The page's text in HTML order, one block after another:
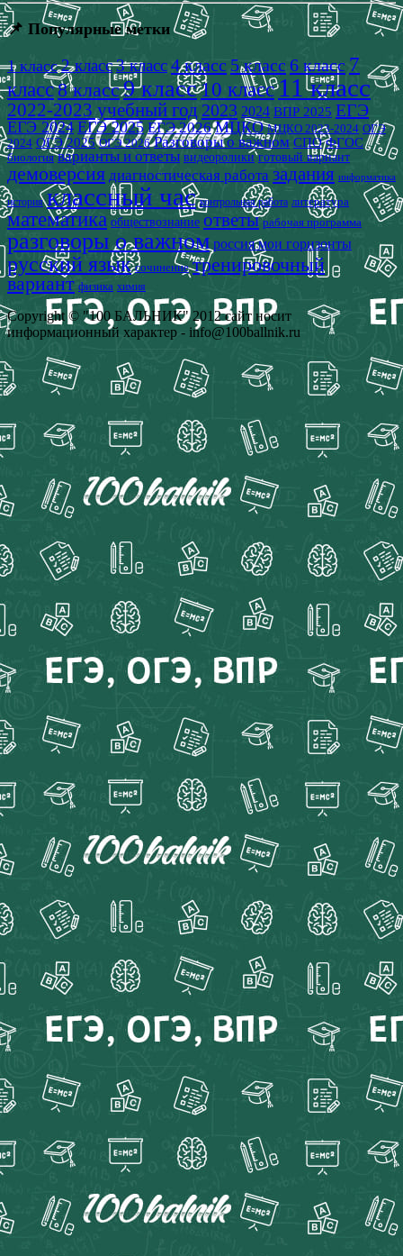
📌 Популярные метки
1 класс 2 класс3 класс4 класс 5 класс 6 класс 7
класс8 класс9 класс10 класс11 класс
2022-2023 учебный год 2023 2024 ВПР 2025 ЕГЭ
ЕГЭ 2024 ЕГЭ 2025 ЕГЭ 2026 МЦКО МЦКО 2023-2024 ОГЭ
2024 ОГЭ 2025 ОГЭ 2026 Разговоры о важном СПО ФГОС
биология варианты и ответы видеоролики готовый вариант
демоверсия диагностическая работа задания информатика
история классный час контрольная работа литература
математика обществознание ответы рабочая программа
разговоры о важном россия мои горизонты
русский язык сочинение тренировочный
вариант физика химия
Copyright © "100 БАЛЬНИК" 2012 сайт носит
информационный характер - info@100ballnik.ru